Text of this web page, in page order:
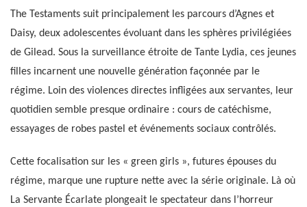
The Testaments suit principalement les parcours d’Agnes et
Daisy, deux adolescentes évoluant dans les sphères privilégiées
de Gilead. Sous la surveillance étroite de Tante Lydia, ces jeunes
filles incarnent une nouvelle génération façonnée par le
régime. Loin des violences directes infligées aux servantes, leur
quotidien semble presque ordinaire : cours de catéchisme,
essayages de robes pastel et événements sociaux contrôlés.
Cette focalisation sur les « green girls », futures épouses du
régime, marque une rupture nette avec la série originale. Là où
La Servante Écarlate plongeait le spectateur dans l’horreur